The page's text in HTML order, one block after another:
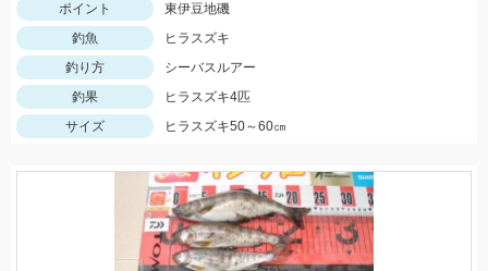
ポイント
東伊豆地磯
釣魚
ヒラスズキ
釣り方
シーバスルアー
釣果
ヒラスズキ4匹
サイズ
ヒラスズキ50～60㎝